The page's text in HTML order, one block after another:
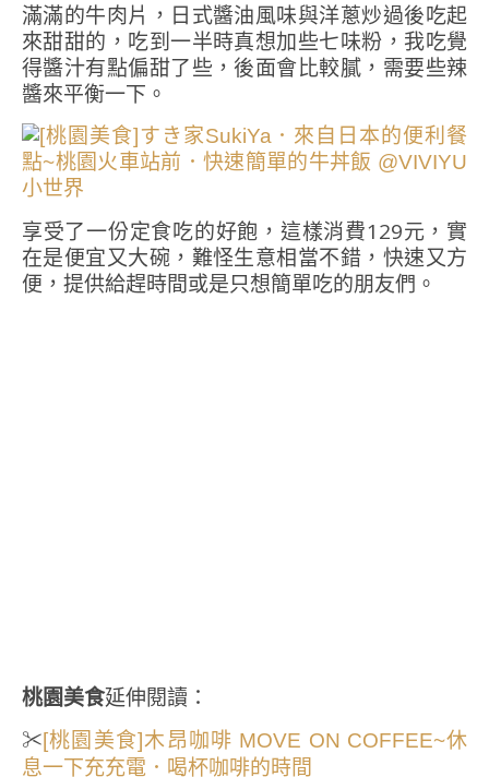
滿滿的牛肉片，日式醬油風味與洋蔥炒過後吃起
來甜甜的，吃到一半時真想加些七味粉，我吃覺
得醬汁有點偏甜了些，後面會比較膩，需要些辣
醬來平衡一下。
享受了一份定食吃的好飽，這樣消費129元，實
在是便宜又大碗，難怪生意相當不錯，快速又方
便，提供給趕時間或是只想簡單吃的朋友們。
桃園美食延伸閱讀：
✂[桃園美食]木昂咖啡 MOVE ON COFFEE~休
息一下充充電．喝杯咖啡的時間